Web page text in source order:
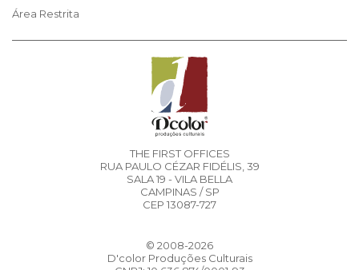
Área Restrita
THE FIRST OFFICES
RUA PAULO CÉZAR FIDÉLIS, 39
SALA 19 - VILA BELLA
CAMPINAS / SP
CEP 13087-727
© 2008-2026
D'color Produções Culturais